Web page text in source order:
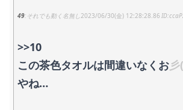
49 それでも動く名無し2023/06/30(金) 12:28:28.86
>>10
この茶色タオルは間違いなくお
やね…